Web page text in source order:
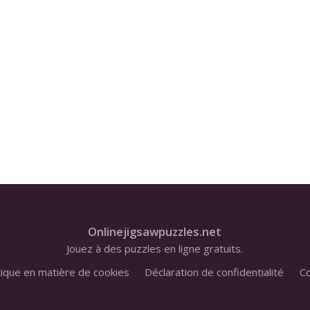
Onlinejigsawpuzzles.net
Jouez à des puzzles en ligne gratuits.
en matière de cookies Déclaration de confidentialité